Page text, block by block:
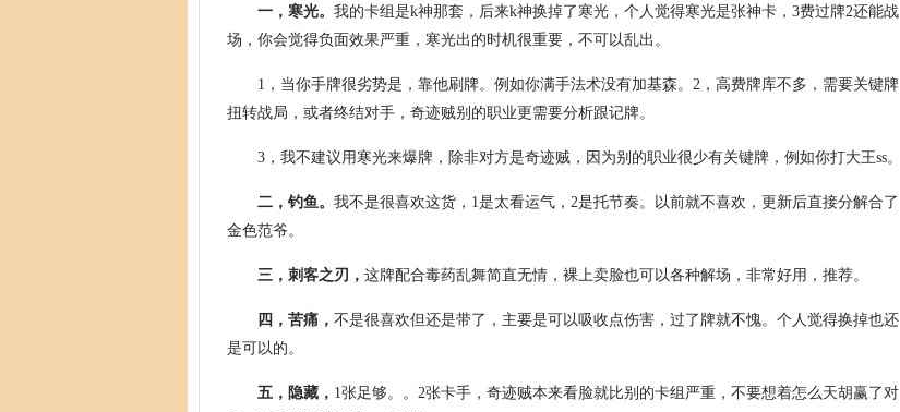
一，寒光。 我的卡组是k神那套，后来k神换掉了寒光，个人觉得寒光是张神卡，3费过牌2还能战
场，你会觉得负面效果严重，寒光出的时机很重要，不可以乱出。
1，当你手牌很劣势是，靠他刷牌。例如你满手法术没有加基森。2，高费牌库不多，需要关键牌
扭转战局，或者终结对手，奇迹贼别的职业更需要分析跟记牌。
3，我不建议用寒光来爆牌，除非对方是奇迹贼，因为别的职业很少有关键牌，例如你打大王ss。
二，钓鱼。 我不是很喜欢这货，1是太看运气，2是托节奏。以前就不喜欢，更新后直接分解合了
金色范爷。
三，刺客之刃， 这牌配合毒药乱舞简直无情，裸上卖脸也可以各种解场，非常好用，推荐。
四，苦痛， 不是很喜欢但还是带了，主要是可以吸收点伤害，过了牌就不愧。个人觉得换掉也还
是可以的。
五，隐藏， 1张足够。。2张卡手，奇迹贼本来看脸就比别的卡组严重，不要想着怎么天胡赢了对